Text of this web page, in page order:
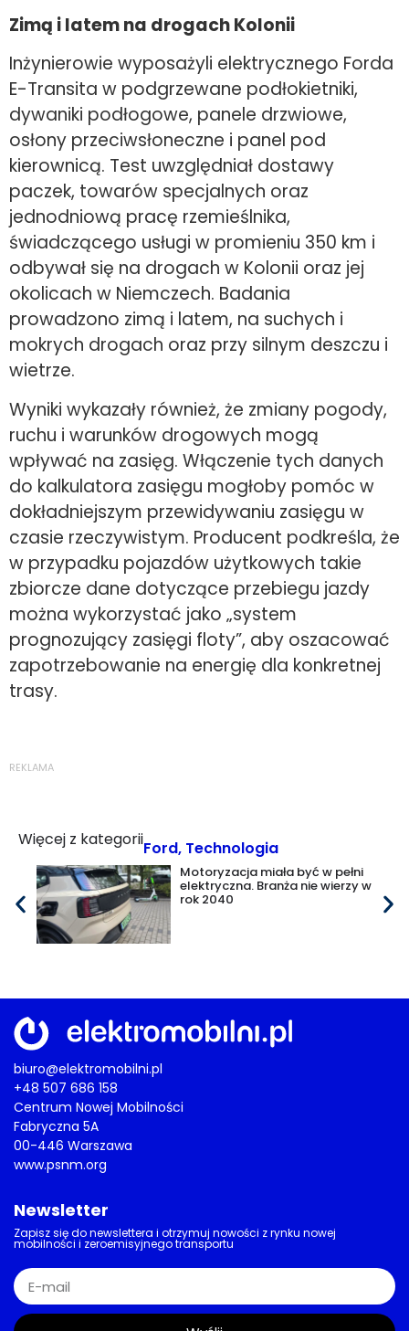
Zimą i latem na drogach Kolonii
Inżynierowie wyposażyli elektrycznego Forda
E-Transita w podgrzewane podłokietniki,
dywaniki podłogowe, panele drzwiowe,
osłony przeciwsłoneczne i panel pod
kierownicą. Test uwzględniał dostawy
paczek, towarów specjalnych oraz
jednodniową pracę rzemieślnika,
świadczącego usługi w promieniu 350 km i
odbywał się na drogach w Kolonii oraz jej
okolicach w Niemczech. Badania
prowadzono zimą i latem, na suchych i
mokrych drogach oraz przy silnym deszczu i
wietrze.
Wyniki wykazały również, że zmiany pogody,
ruchu i warunków drogowych mogą
wpływać na zasięg. Włączenie tych danych
do kalkulatora zasięgu mogłoby pomóc w
dokładniejszym przewidywaniu zasięgu w
czasie rzeczywistym. Producent podkreśla, że
w przypadku pojazdów użytkowych takie
zbiorcze dane dotyczące przebiegu jazdy
można wykorzystać jako „system
prognozujący zasięgi floty”, aby oszacować
zapotrzebowanie na energię dla konkretnej
trasy.
REKLAMA
Więcej z kategoriiFord, Technologia
Motoryzacja miała być w pełni
elektryczna. Branża nie wierzy w
rok 2040
biuro@elektromobilni.pl
+48 507 686 158
Centrum Nowej Mobilności
Fabryczna 5A
00-446 Warszawa
www.psnm.org
Newsletter
Zapisz się do newslettera i otrzymuj nowości z rynku nowej
mobilności i zeroemisyjnego transportu